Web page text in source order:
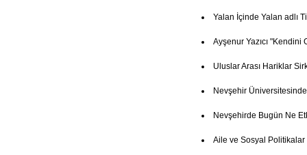
Yalan İçinde Yalan adlı
Ayşenur Yazıcı
Uluslar Arası Hariklar
Nevşehir
Nevşehirde Bugün Ne
Aile ve Sosyal Politikalar